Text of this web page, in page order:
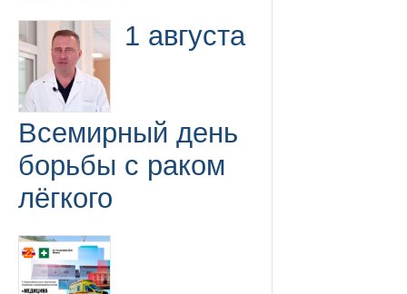
1 августа
Всемирный день
борьбы с раком
лёгкого